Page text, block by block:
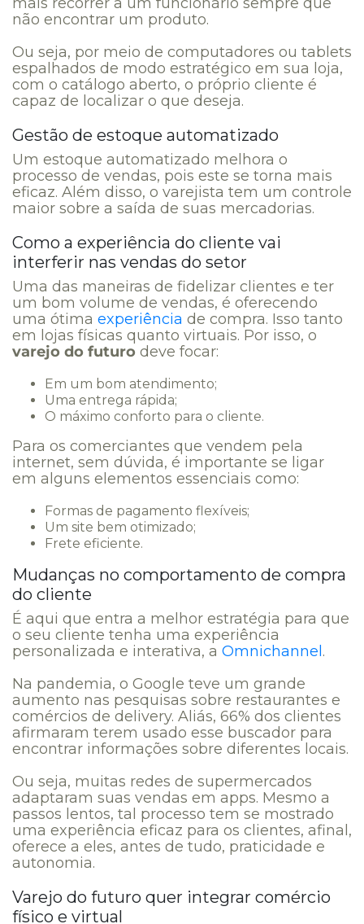
não encontrar um produto.
Ou seja, por meio de computadores ou tablets
espalhados de modo estratégico em sua loja,
com o catálogo aberto, o próprio cliente é
capaz de localizar o que deseja.
Gestão de estoque automatizado
Um estoque automatizado melhora o
processo de vendas, pois este se torna mais
eficaz. Além disso, o varejista tem um controle
maior sobre a saída de suas mercadorias.
Como a experiência do cliente vai
interferir nas vendas do setor
Uma das maneiras de fidelizar clientes e ter
um bom volume de vendas, é oferecendo
uma ótima experiência de compra. Isso tanto
em lojas físicas quanto virtuais. Por isso, o
varejo do futuro deve focar:
Em um bom atendimento;
Uma entrega rápida;
O máximo conforto para o cliente.
Para os comerciantes que vendem pela
internet, sem dúvida, é importante se ligar
em alguns elementos essenciais como:
Formas de pagamento flexíveis;
Um site bem otimizado;
Frete eficiente.
Mudanças no comportamento de compra
do cliente
É aqui que entra a melhor estratégia para que
o seu cliente tenha uma experiência
personalizada e interativa, a Omnichannel .
Na pandemia, o Google teve um grande
aumento nas pesquisas sobre restaurantes e
comércios de delivery. Aliás, 66% dos clientes
afirmaram terem usado esse buscador para
encontrar informações sobre diferentes locais.
Ou seja, muitas redes de supermercados
adaptaram suas vendas em apps. Mesmo a
passos lentos, tal processo tem se mostrado
uma experiência eficaz para os clientes, afinal,
oferece a eles, antes de tudo, praticidade e
autonomia.
Varejo do futuro quer integrar comércio
físico e virtual